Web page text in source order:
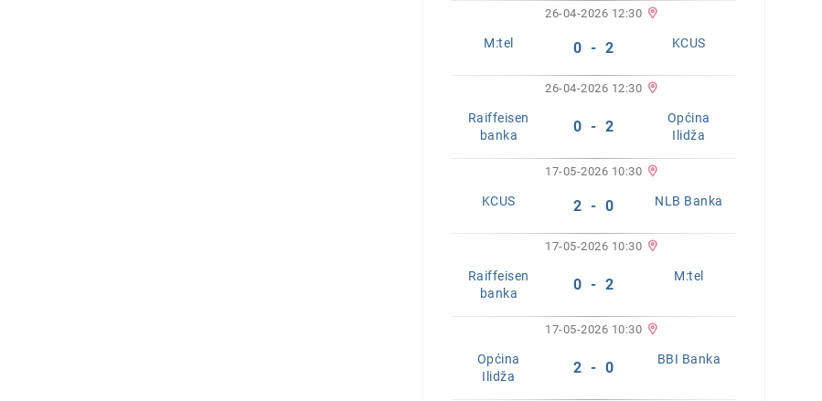
26-04-2026 12:30
M:tel 0 - 2 KCUS
26-04-2026 12:30
Raiffeisen
banka
0 - 2
Općina
Ilidža
17-05-2026 10:30
KCUS 2 - 0 NLB Banka
17-05-2026 10:30
Raiffeisen
banka
0 - 2 M:tel
17-05-2026 10:30
Općina
Ilidža
2 - 0 BBI Banka